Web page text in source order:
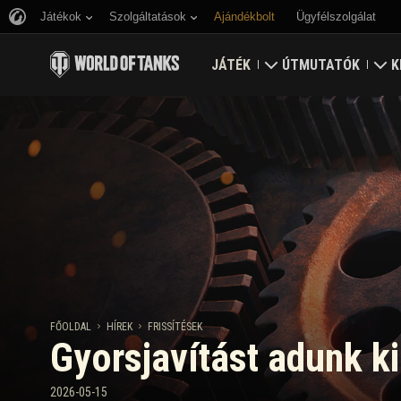
Játékok Szolgáltatások Ajándékbolt Ügyfélszolgálat
JÁTÉK
Bónusz kódok beváltása
Hírek
Értékelések
Frissítések
Tankopédia
ÚTMUTATÓK
Útmutató újoncoknak
Általános útmutató
Játék gazdaság
Fiók biztonság
Eredmények
Fair Play irányelvek
Wargaming.net
FŐOLDAL HÍREK FRISSÍTÉSEK
Gyorsjavítást adunk
2026-05-15